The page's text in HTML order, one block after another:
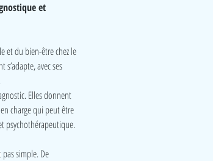
et
et du bien-être chez le
avec ses
Elles donnent
charge qui peut être
psychothérapeutique.
simple. De